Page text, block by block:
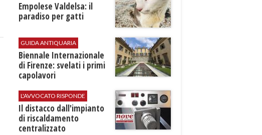
Empolese Valdelsa: il
paradiso per gatti
GUIDA ANTIQUARIA
Biennale Internazionale
di Firenze: svelati i primi
capolavori
L'AVVOCATO RISPONDE
Il distacco dall'impianto
di riscaldamento
centralizzato